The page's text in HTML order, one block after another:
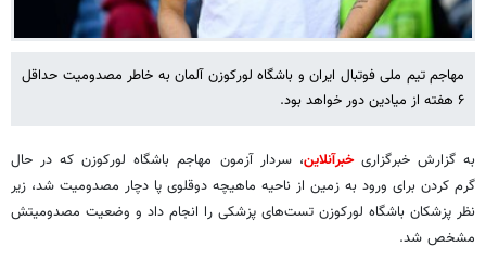
مهاجم تیم ملی فوتبال ایران و باشگاه لورکوزن آلمان به خاطر مصدومیت حداقل
۶ هفته از میادین دور خواهد بود.
به گزارش خبرگزاریخبرآنلاین، سردار آزمون مهاجم باشگاه لورکوزن که در حال
گرم کردن برای ورود به زمین از ناحیه ماهیچه دوقلوی پا دچار مصدومیت شد، زیر
نظر پزشکان باشگاه لورکوزن تست‌های پزشکی را انجام داد و وضعیت مصدومیتش
مشخص شد.